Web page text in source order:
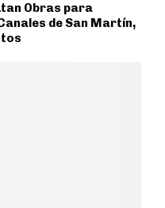
Obras para
de San Martín,